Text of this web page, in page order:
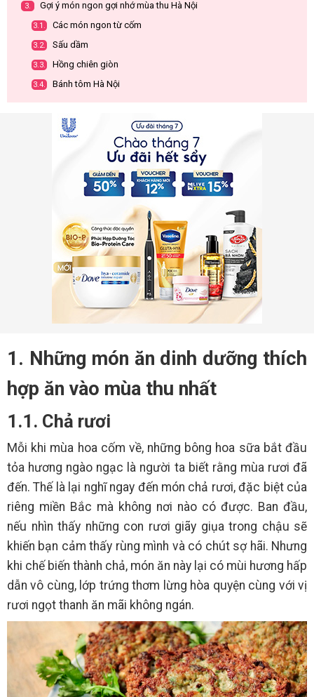
3. Gợi ý món ngon gợi nhớ mùa thu Hà Nội
3.1. Các món ngon từ cốm
3.2. Sấu dầm
3.3. Hồng chiên giòn
3.4. Bánh tôm Hà Nội
1. Những món ăn dinh dưỡng thích
hợp ăn vào mùa thu nhất
1.1. Chả rươi
Mỗi khi mùa hoa cốm về, những bông hoa sữa bắt đầu
tỏa hương ngào ngạc là người ta biết rằng mùa rươi đã
đến. Thế là lại nghĩ ngay đến món chả rươi, đặc biệt của
riêng miền Bắc mà không nơi nào có được. Ban đầu,
nếu nhìn thấy những con rươi giãy giụa trong chậu sẽ
khiến bạn cảm thấy rùng mình và có chút sợ hãi. Nhưng
khi chế biến thành chả, món ăn này lại có mùi hương hấp
dẫn vô cùng, lớp trứng thơm lừng hòa quyện cùng với vị
rươi ngọt thanh ăn mãi không ngán.